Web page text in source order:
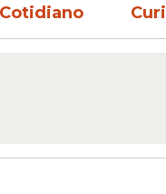
Cotidiano